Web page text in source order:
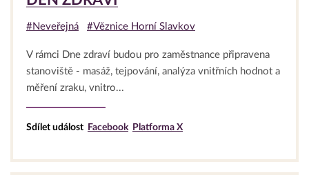
#Neveřejná #Věznice Horní Slavkov
V rámci Dne zdraví budou pro zaměstnance připravena
stanoviště - masáž, tejpování, analýza vnitřních hodnot a
měření zraku, vnitro...
Sdílet událost Facebook Platforma X